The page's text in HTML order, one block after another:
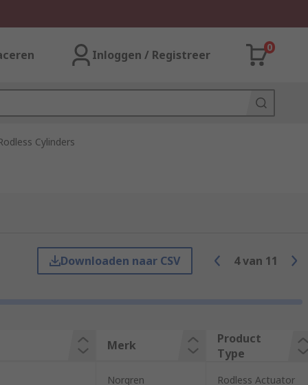
Inloggen / Registreer
0
Cylinders
Downloaden naar CSV 4van 11
Merk
Product
Type
Norgren Rodless Actuator